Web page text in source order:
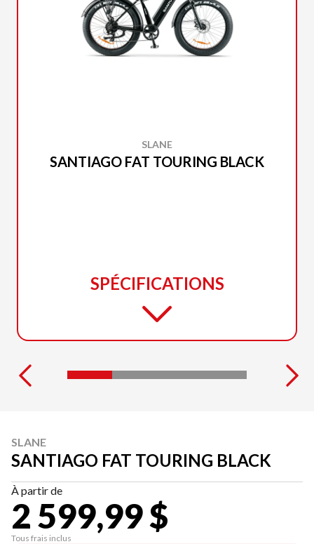
SLANE
SANTIAGO FAT TOURING BLACK
SPÉCIFICATIONS
SLANE
SANTIAGO FAT TOURING BLACK
À partir de
2 599,99 $
Tous frais inclus